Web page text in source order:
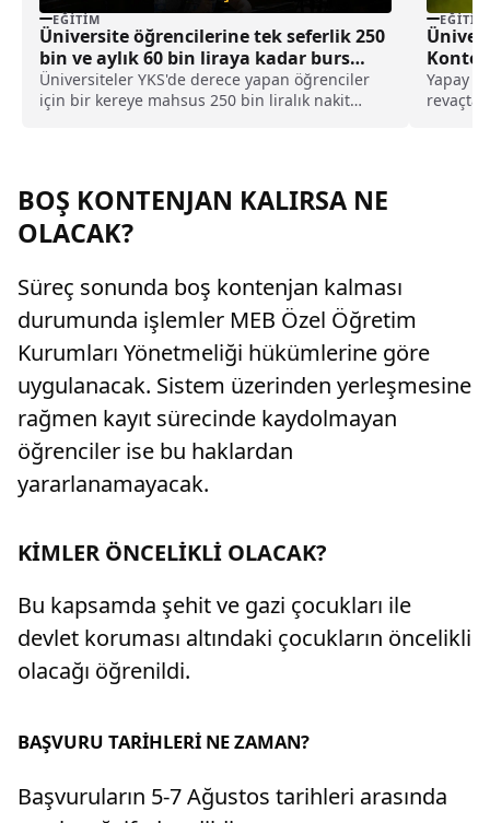
EĞITIM
Üniversite öğrencilerine tek seferlik 250
bin ve aylık 60 bin liraya kadar burs
desteği
Üniversiteler YKS'de derece yapan öğrenciler
için bir kereye mahsus 250 bin liralık nakit
EĞITIM
Yapay
revaçta
BOŞ KONTENJAN KALIRSA NE
OLACAK?
Süreç sonunda boş kontenjan kalması
durumunda işlemler MEB Özel Öğretim
Kurumları Yönetmeliği hükümlerine göre
uygulanacak. Sistem üzerinden yerleşmesine
rağmen kayıt sürecinde kaydolmayan
öğrenciler ise bu haklardan
yararlanamayacak.
KİMLER ÖNCELİKLİ OLACAK?
Bu kapsamda şehit ve gazi çocukları ile
devlet koruması altındaki çocukların öncelikli
olacağı öğrenildi.
BAŞVURU TARİHLERİ NE ZAMAN?
Başvuruların 5-7 Ağustos tarihleri arasında